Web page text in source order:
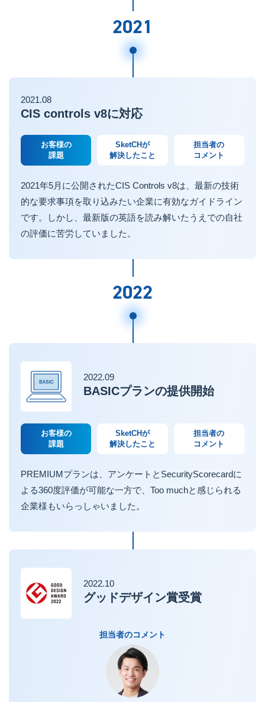
2021
2021.08
CIS controls v8に対応
お客様の
課題
SketCHが
解決したこと
担当者の
コメント
2021年5月に公開されたCIS Controls v8は、最新の技術
的な要求事項を取り込みたい企業に有効なガイドライン
です。しかし、最新版の英語を読み解いたうえでの自社
の評価に苦労していました。
2022
2022.09
BASICプランの提供開始
お客様の
課題
SketCHが
解決したこと
担当者の
コメント
PREMIUMプランは、アンケートとSecurityScorecardに
よる360度評価が可能な一方で、Too muchと感じられる
企業様もいらっしゃいました。
2022.10
グッドデザイン賞受賞
担当者のコメント